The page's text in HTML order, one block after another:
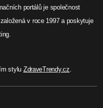
portálů je společnost
v roce 1997 a poskytuje
stylu ZdraveTrendy.cz